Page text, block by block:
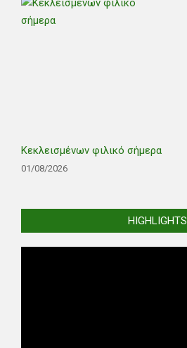
Κεκλεισμένων φιλικό σήμερα
01/08/2026
HIGHLIGHTS